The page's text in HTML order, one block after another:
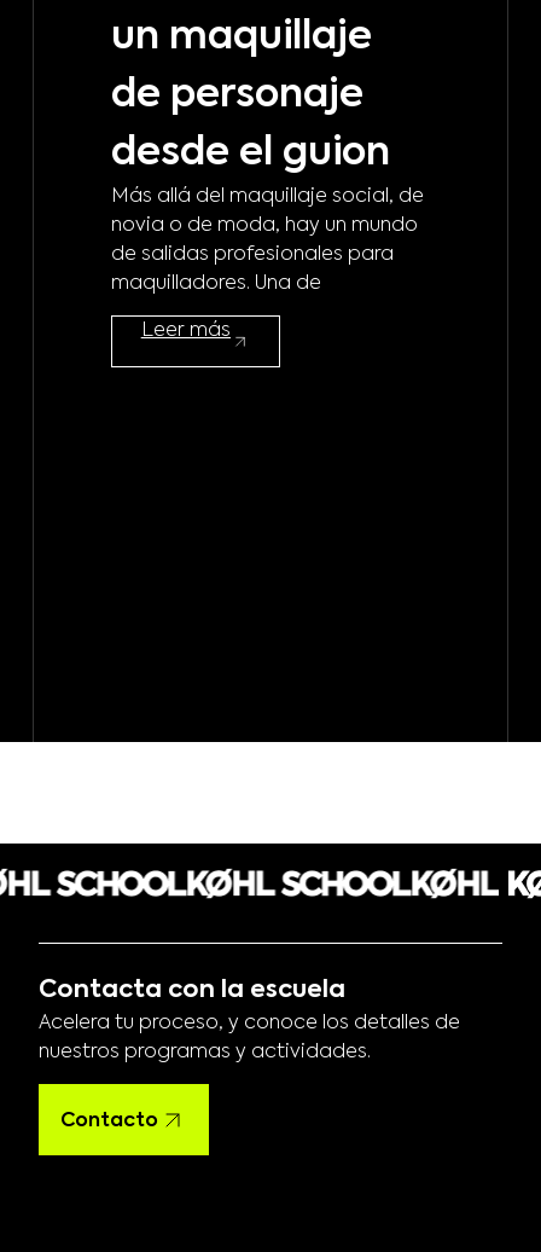
un maquillaje
de personaje
desde el guion
Más allá del maquillaje social, de
novia o de moda, hay un mundo
de salidas profesionales para
maquilladores. Una de
Leer más
Contacta con la escuela
Acelera tu proceso, y conoce los detalles de
nuestros programas y actividades.
Contacto